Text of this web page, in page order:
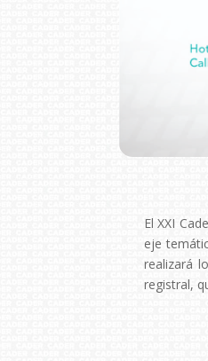
El XXI
eje
realizará
registral,